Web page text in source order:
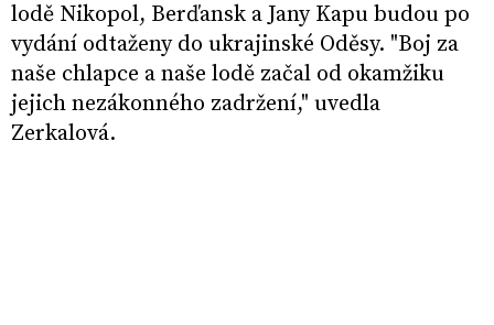
lodě Nikopol, Berďansk a Jany Kapu budou po
vydání odtaženy do ukrajinské Oděsy. "Boj za
naše chlapce a naše lodě začal od okamžiku
jejich nezákonného zadržení," uvedla
Zerkalová.